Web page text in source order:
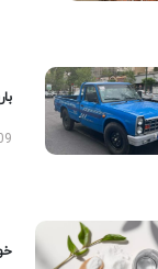
09 آبان 1403